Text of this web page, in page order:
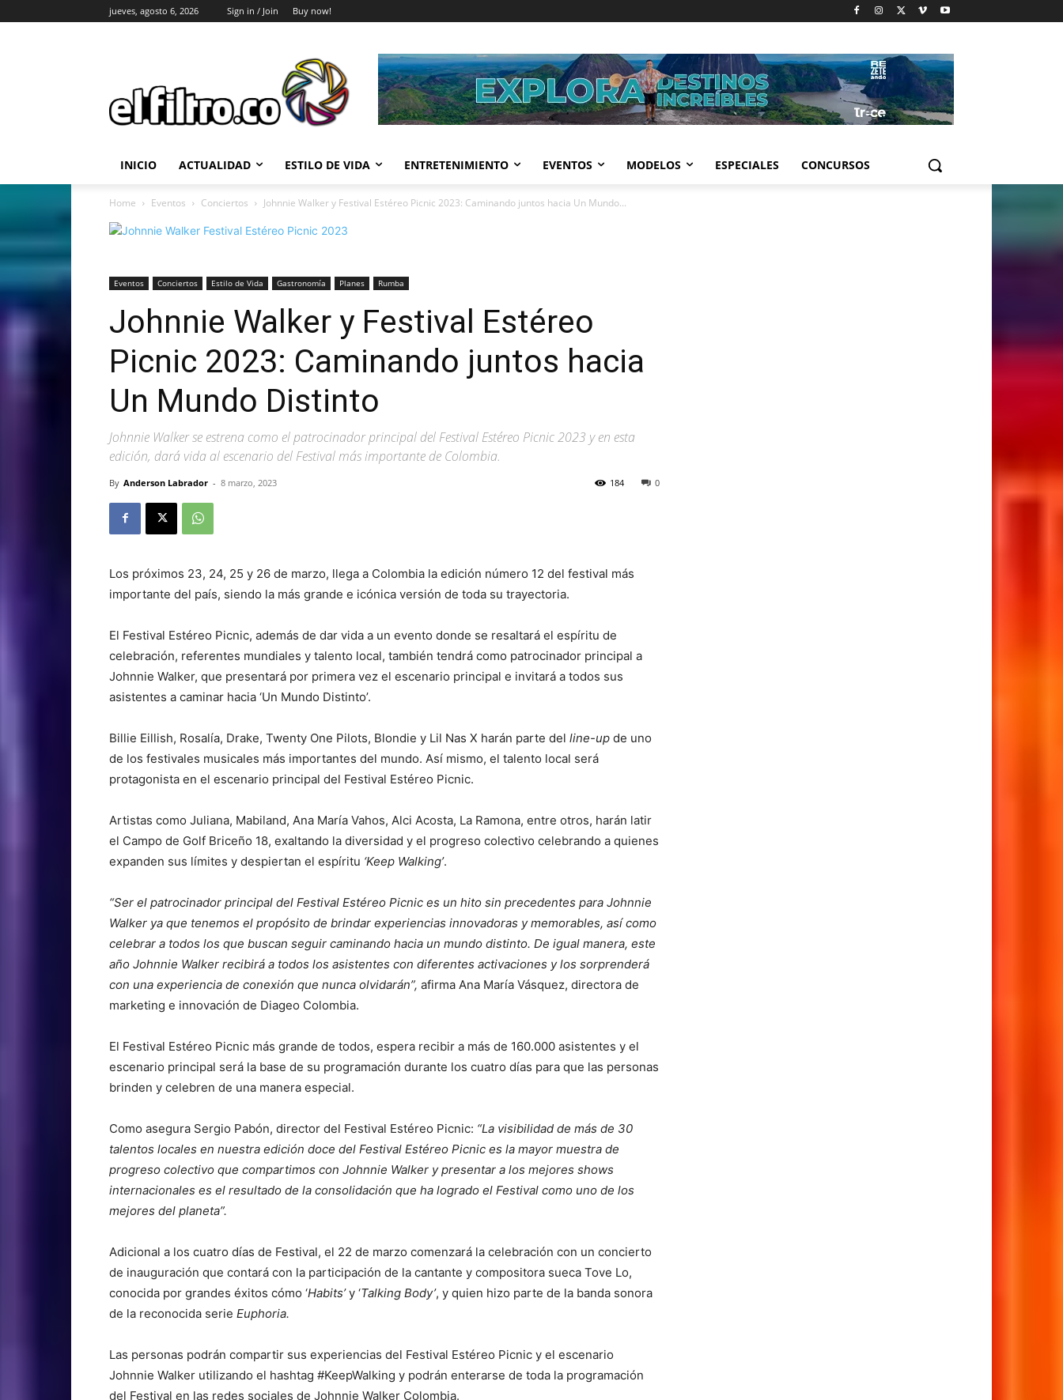
jueves, agosto 6, 2026 Sign in / Join Buy now!
INICIO ACTUALIDAD ESTILO DE VIDA ENTRETENIMIENTO EVENTOS MODELOS ESPECIALES CONCURSOS
Home Eventos Conciertos Johnnie Walker y Festival Estéreo Picnic 2023: Caminando juntos hacia Un Mundo...
Eventos Conciertos Estilo de Vida Gastronomía Planes Rumba
Johnnie Walker y Festival Estéreo
Picnic 2023: Caminando juntos hacia
Un Mundo Distinto
Johnnie Walker se estrena como el patrocinador principal del Festival Estéreo Picnic 2023 y en esta
edición, dará vida al escenario del Festival más importante de Colombia.
By Anderson Labrador - 8 marzo, 2023 0
184
Los próximos 23, 24, 25 y 26 de marzo, llega a Colombia la edición número 12 del festival más
importante del país, siendo la más grande e icónica versión de toda su trayectoria.
El Festival Estéreo Picnic, además de dar vida a un evento donde se resaltará el espíritu de
celebración, referentes mundiales y talento local, también tendrá como patrocinador principal a
Johnnie Walker, que presentará por primera vez el escenario principal e invitará a todos sus
asistentes a caminar hacia ‘Un Mundo Distinto’.
Billie Eillish, Rosalía, Drake, Twenty One Pilots, Blondie y Lil Nas X harán parte del line-up de uno
de los festivales musicales más importantes del mundo. Así mismo, el talento local será
protagonista en el escenario principal del Festival Estéreo Picnic.
Artistas como Juliana, Mabiland, Ana María Vahos, Alci Acosta, La Ramona, entre otros, harán latir
el Campo de Golf Briceño 18, exaltando la diversidad y el progreso colectivo celebrando a quienes
expanden sus límites y despiertan el espíritu ‘Keep Walking’.
“Ser el patrocinador principal del Festival Estéreo Picnic es un hito sin precedentes para Johnnie
Walker ya que tenemos el propósito de brindar experiencias innovadoras y memorables, así como
celebrar a todos los que buscan seguir caminando hacia un mundo distinto. De igual manera, este
año Johnnie Walker recibirá a todos los asistentes con diferentes activaciones y los sorprenderá
con una experiencia de conexión que nunca olvidarán”, afirma Ana María Vásquez, directora de
marketing e innovación de Diageo Colombia.
El Festival Estéreo Picnic más grande de todos, espera recibir a más de 160.000 asistentes y el
escenario principal será la base de su programación durante los cuatro días para que las personas
brinden y celebren de una manera especial.
Como asegura Sergio Pabón, director del Festival Estéreo Picnic: “La visibilidad de más de 30
talentos locales en nuestra edición doce del Festival Estéreo Picnic es la mayor muestra de
progreso colectivo que compartimos con Johnnie Walker y presentar a los mejores shows
internacionales es el resultado de la consolidación que ha logrado el Festival como uno de los
mejores del planeta”.
Adicional a los cuatro días de Festival, el 22 de marzo comenzará la celebración con un concierto
de inauguración que contará con la participación de la cantante y compositora sueca Tove Lo,
conocida por grandes éxitos cómo ‘Habits’y ‘Talking Body’, y quien hizo parte de la banda sonora
de la reconocida serie Euphoria.
Las personas podrán compartir sus experiencias del Festival Estéreo Picnic y el escenario
Johnnie Walker utilizando el hashtag #KeepWalking y podrán enterarse de toda la programación
del Festival en las redes sociales de Johnnie Walker Colombia.